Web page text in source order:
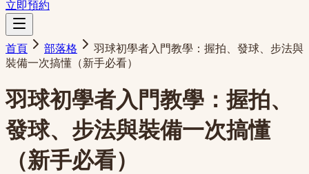
立即預約
首頁 部落格
羽球初學者入門教學：握拍、發球、步法與
裝備一次搞懂（新手必看）
羽球初學者入門教學：握拍、
發球、步法與裝備一次搞懂
（新手必看）